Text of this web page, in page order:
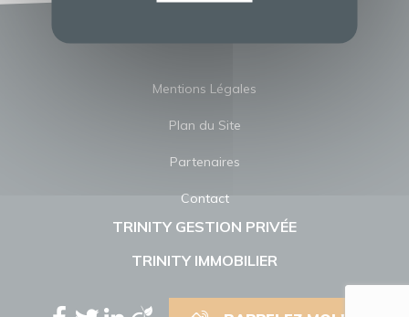
Mentions Légales
Plan du Site
Partenaires
Contact
TRINITY GESTION PRIVÉE
TRINITY IMMOBILIER